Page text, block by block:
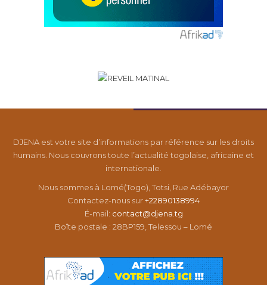
DJENA est votre site d’informations par référence sur les droits
humains. Nous couvrons toute l’actualité togolaise, africaine et
internationale.
Nous sommes à Lomé(Togo), Totsi, Rue Adébayor
Contactez-nous sur+22890138994
É-mail: contact@djena.tg
Boîte postale : 28BP159, Telessou – Lomé